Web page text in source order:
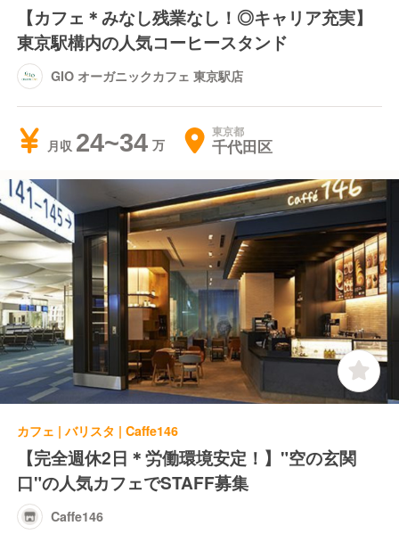
【カフェ＊みなし残業なし！◎キャリア充実】
東京駅構内の人気コーヒースタンド
GIO オーガニックカフェ 東京駅店
月収 24~34 東京都
千代田区
カフェ | バリスタ | Caffe146
【完全週休2日＊労働環境安定！】"空の玄関
口"の人気カフェでSTAFF募集
Caffe146